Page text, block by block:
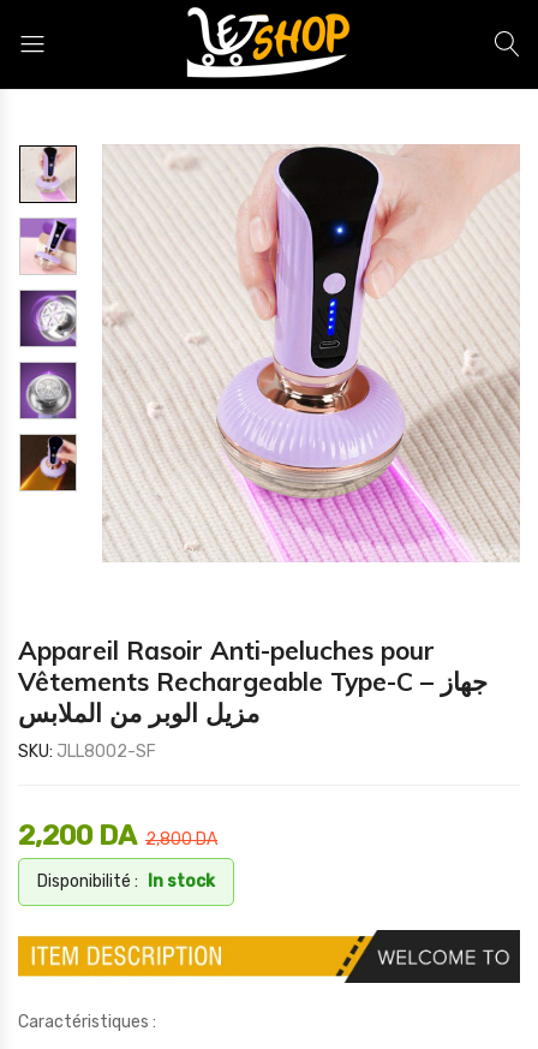
Appareil Rasoir Anti-peluches pour
Vêtements Rechargeable Type-C – جهاز
مزيل الوبر من الملابس
SKU: JLL8002-SF
2,800DA
2,200 DA
Disponibilité : In stock
Caractéristiques :